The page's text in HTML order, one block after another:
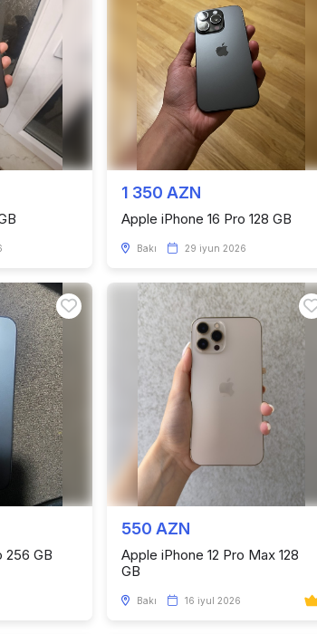
1 350 AZN
Apple iPhone 16 Pro 128 GB
Bakı 29 iyun 2026
256 GB
550 AZN
Apple iPhone 12 Pro Max 128
GB
Bakı 16 iyul 2026